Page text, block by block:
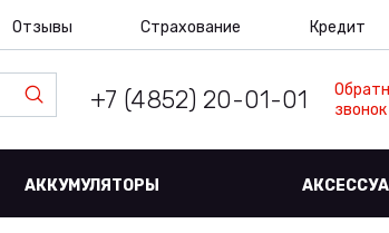
Отзывы Страхование Кредит
+7 (4852) 20-01-01
звонок
АККУМУЛЯТОРЫ